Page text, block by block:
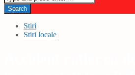
Stiri
Stiri locale